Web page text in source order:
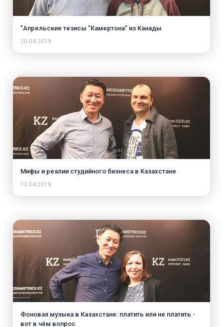
"Апрельские тезисы "Камертона" из Канады
20.04.2019
Мифы и реалии студийного бизнеса в Казахстане
12.04.2019
Фоновая музыка в Казахстане: платить или не платить -
вот в чём вопрос